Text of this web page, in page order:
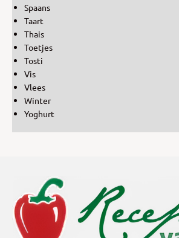
Spaans
Taart
Thais
Toetjes
Tosti
Vis
Vlees
Winter
Yoghurt